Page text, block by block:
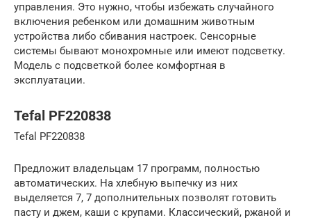
управления. Это нужно, чтобы избежать случайного
включения ребенком или домашним животным
устройства либо сбивания настроек. Сенсорные
системы бывают монохромные или имеют подсветку.
Модель с подсветкой более комфортная в
эксплуатации.
Tefal PF220838
Tefal PF220838
Предложит владельцам 17 программ, полностью
автоматических. На хлебную выпечку из них
выделяется 7, 7 дополнительных позволят готовить
пасту и джем, каши с крупами. Классический, ржаной и